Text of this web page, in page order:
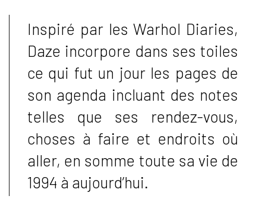
Inspiré par les Warhol Diaries,
Daze incorpore dans ses toiles
ce qui fut un jour les pages de
son agenda incluant des notes
telles que ses rendez-vous,
choses à faire et endroits où
aller, en somme toute sa vie de
1994 à aujourd’hui.